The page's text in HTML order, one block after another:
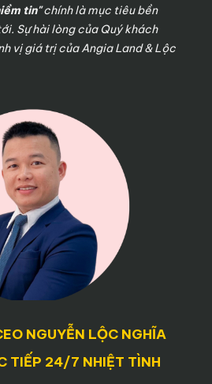
tin"chính là mục tiêu bền
Sự hài lòng của Quý khách
vị giá trị của Angia Land & Lộc
NGUYỄN LỘC NGHĨA
TIẾP 24/7 NHIỆT TÌNH